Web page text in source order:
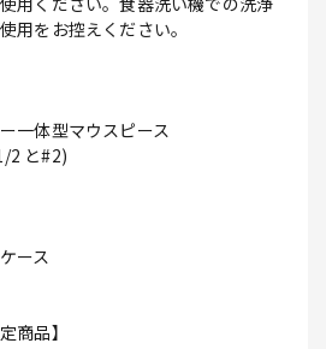
用をお控えください。
一体型マウスピース
2 と#2)
ース
商品】